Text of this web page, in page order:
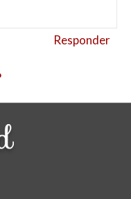
Responder